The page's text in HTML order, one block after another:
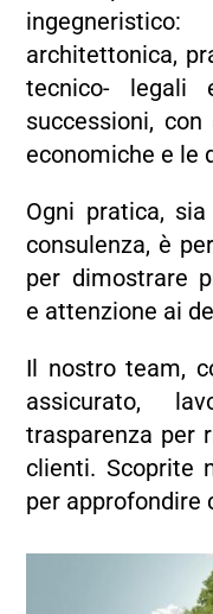
architettonica,
tecnico- legali
successioni,
economiche e le
Ogni pratica,
consulenza, è
per dimostrare
e attenzione ai
Il nostro team,
assicurato,
trasparenza per
clienti. Scoprite
per approfondire